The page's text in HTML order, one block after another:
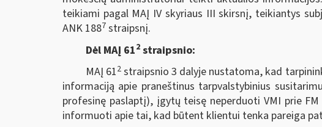
teikiami pagal MAĮ IV skyriaus III skirsnį, teikiantys
ANK 1887 straipsnį.
Dėl MAĮ 612straipsnio:
MAĮ 612straipsnio 3 dalyje nustatoma, kad
informaciją apie praneštinus tarpvalstybinius
profesinę paslaptį), įgytų teisę neperduoti VMI prie
informuoti apie tai, kad būtent klientui tenka pareiga